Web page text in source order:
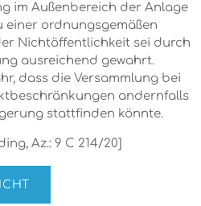
im Außenbereich der Anlage
einer ordnungsgemäßen
Nichtöffentlichkeit sei durch
ausreichend gewahrt.
dass die Versammlung bei
andernfalls
stattfinden könnte.
Az.: 9 C 214/20]